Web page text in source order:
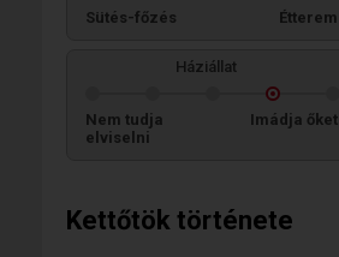
Kettőtök története
Sütés-főzés Étterem
Háziállat
Nem tudja
elviselni
Imádja őket